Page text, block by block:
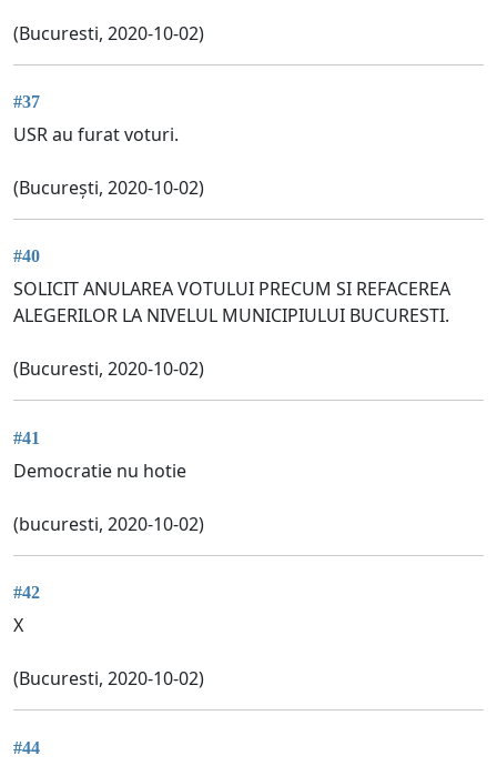
(Bucuresti, 2020-10-02)
#37
USR au furat voturi.
(București, 2020-10-02)
#40
SOLICIT ANULAREA VOTULUI PRECUM SI REFACEREA
ALEGERILOR LA NIVELUL MUNICIPIULUI BUCURESTI.
(Bucuresti, 2020-10-02)
#41
Democratie nu hotie
(bucuresti, 2020-10-02)
#42
X
(Bucuresti, 2020-10-02)
#44